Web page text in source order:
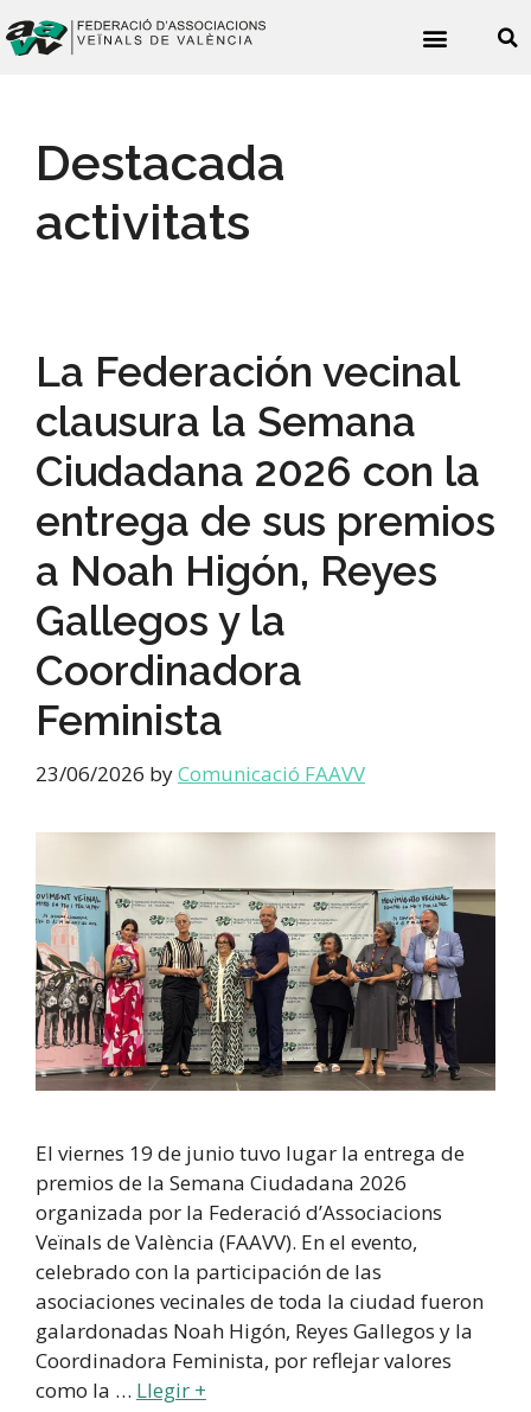
Destacada
activitats
La Federación vecinal
clausura la Semana
Ciudadana 2026 con la
entrega de sus premios
a Noah Higón, Reyes
Gallegos y la
Coordinadora
Feminista
23/06/2026 byComunicació FAAVV
El viernes 19 de junio tuvo lugar la entrega de
premios de la Semana Ciudadana 2026
organizada por la Federació d’Associacions
Veïnals de València (FAAVV). En el evento,
celebrado con la participación de las
asociaciones vecinales de toda la ciudad fueron
galardonadas Noah Higón, Reyes Gallegos y la
Coordinadora Feminista, por reflejar valores
como la … Llegir +